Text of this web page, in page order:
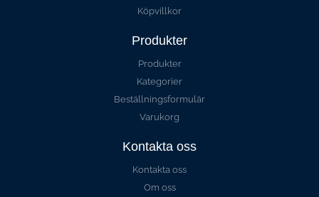
Köpvillkor
Produkter
Produkter
Kategorier
Beställningsformulär
Varukorg
Kontakta oss
Kontakta oss
Om oss